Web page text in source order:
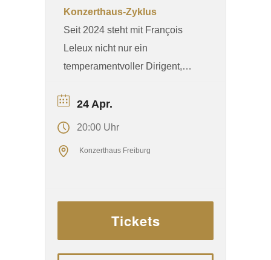
Konzerthaus-Zyklus
Seit 2024 steht mit François
Leleux nicht nur ein
temperamentvoller Dirigent,
exzellenter Oboist an der Spitze
des Orchesters. Leleux, der mit
Salzburg und dem Orchestre de
Potsdamern als Glücksfall – als
24 Apr.
20:00 Uhr
Konzerthaus Freiburg
Tickets